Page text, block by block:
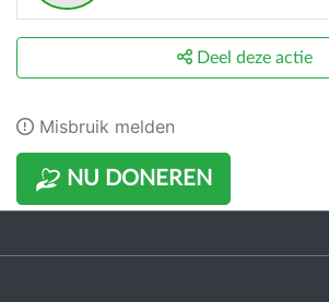
NU DONEREN
Deel deze actie
Misbruik melden